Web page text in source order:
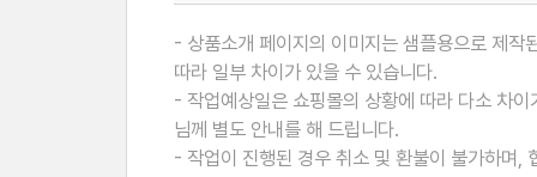
- 상품소개 페이지의 이미지는 샘플용으로 제작
따라 일부 차이가 있을 수 있습니다.
- 작업예상일은 쇼핑몰의 상황에 따라 다소 차
님께 별도 안내를 해 드립니다.
- 작업이 진행된 경우 취소 및 환불이 불가하며,